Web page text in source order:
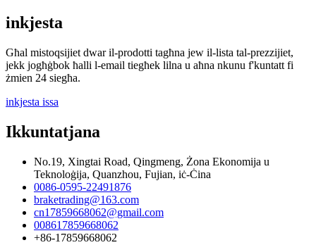
inkjesta
Għal mistoqsijiet dwar il-prodotti tagħna jew il-lista tal-prezzijiet,
jekk jogħġbok ħalli l-email tiegħek lilna u aħna nkunu f'kuntatt fi
żmien 24 siegħa.
inkjesta issa
Ikkuntatjana
No.19, Xingtai Road, Qingmeng, Żona Ekonomija u
Teknoloġija, Quanzhou, Fujian, iċ-Ċina
0086-0595-22491876
braketrading@163.com
cn17859668062@gmail.com
008617859668062
+86-17859668062